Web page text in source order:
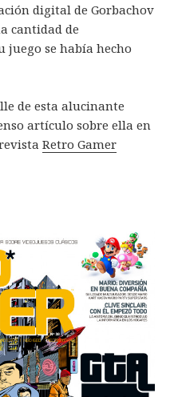
digital de Gorbachov
cantidad de
juego se había hecho
de esta alucinante
artículo sobre ella en
Retro Gamer